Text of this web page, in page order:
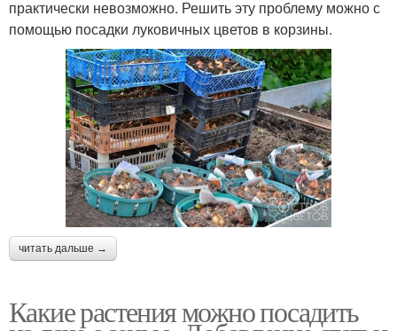
практически невозможно. Решить эту проблему можно с
помощью посадки луковичных цветов в корзины.
читать дальше →
Какие растения можно посадить